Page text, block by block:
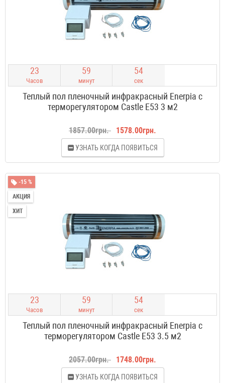
23
Часов
59
минут
54
сек
Теплый пол пленочный инфракрасный Enerpia с
терморегулятором Castle E53 3 м2
1857.00грн. 1578.00грн.
УЗНАТЬ КОГДА ПОЯВИТЬСЯ
-15 %
АКЦИЯ
ХИТ
23
Часов
59
минут
54
сек
Теплый пол пленочный инфракрасный Enerpia с
терморегулятором Castle E53 3.5 м2
2057.00грн. 1748.00грн.
УЗНАТЬ КОГДА ПОЯВИТЬСЯ